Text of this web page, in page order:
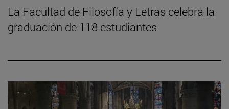
La Facultad de Filosofía y Letras celebra la
graduación de 118 estudiantes